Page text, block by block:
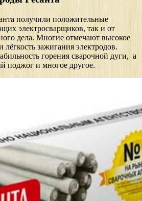
получили положительные
электросварщиков, так и от
дела. Многие отмечают высокое
лёгкость зажигания электродов.
горения сварочной дуги, а
поджог и многое другое.